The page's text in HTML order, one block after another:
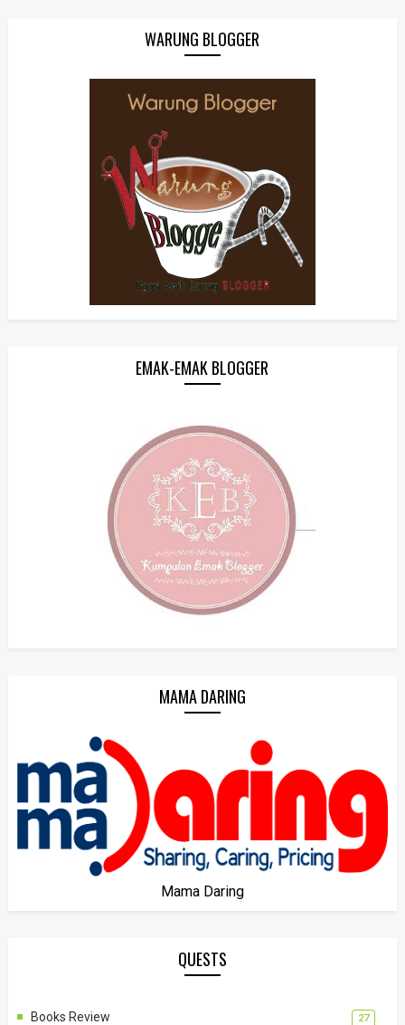
WARUNG BLOGGER
EMAK-EMAK BLOGGER
MAMA DARING
Mama Daring
QUESTS
Books Review 27